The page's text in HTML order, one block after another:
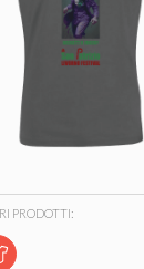
PRODOTTI: